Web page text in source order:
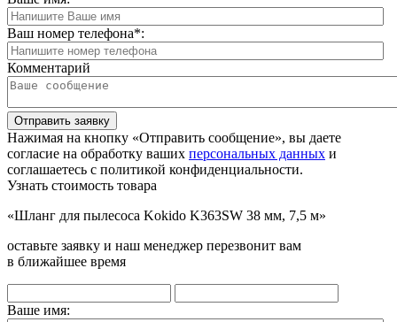
Ваш номер телефона*:
Комментарий
Отправить заявку
Нажимая на кнопку «Отправить сообщение», вы даете
согласие на обработку ваших персональных данных и
соглашаетесь с политикой конфиденциальности.
Узнать стоимость товара
«Шланг для пылесоса Kokido K363SW 38 мм, 7,5 м»
оставьте заявку и наш менеджер перезвонит вам
в ближайшее время
Ваше имя: